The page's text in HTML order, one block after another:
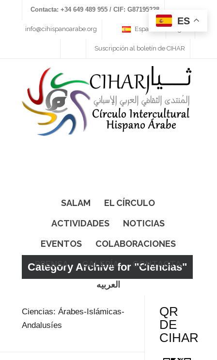
Contacta: +34 649 489 955 / CIF: G87195228
info@cihispanoarabe.org Login
Español
Suscripción al boletín de CIHAR
SALAM
EL CÍRCULO
ACTIVIDADES
NOTICIAS
EVENTOS
COLABORACIONES
PRENSA
GALERÍA
CONTACTA
العربيه
Category Archive for "Ciencias"
Ciencias: Árabes-Islámicas-
Andalusíes
QR
DE
CIHAR
ES